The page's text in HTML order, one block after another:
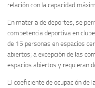
relación con la capacidad
En materia de deportes, se
competencia deportiva en
de 15 personas en espacios
abiertos; a excepción de las
espacios abiertos y requieran
El coeficiente de ocupación de